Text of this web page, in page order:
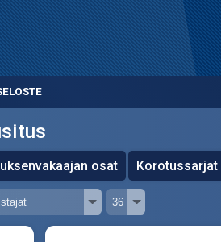
osat Korotussarjat